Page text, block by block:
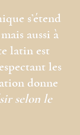
s’étend
aussi à
latin est
les
donne
selon le